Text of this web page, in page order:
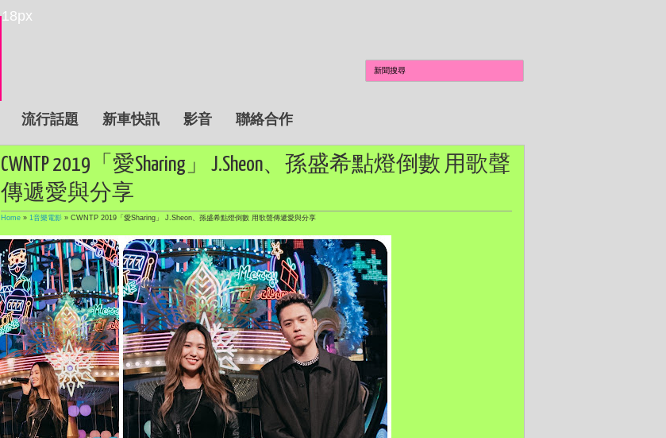
18px
流行話題 新車快訊 影音 聯絡合作
CWNTP 2019「愛Sharing」 J.Sheon、孫盛希點燈倒數 用歌聲
傳遞愛與分享
Home » 1音樂電影 » CWNTP 2019「愛Sharing」 J.Sheon、孫盛希點燈倒數 用歌聲傳遞愛與分享